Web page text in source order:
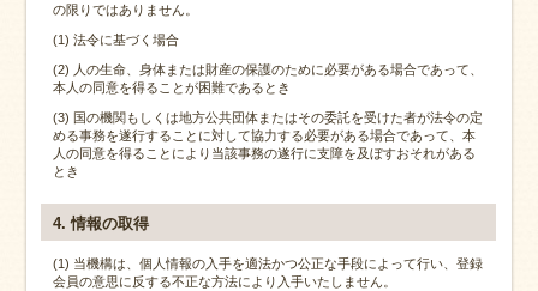
の限りではありません。
(1) 法令に基づく場合
(2) 人の生命、身体または財産の保護のために必要がある場合であって、
本人の同意を得ることが困難であるとき
(3) 国の機関もしくは地方公共団体またはその委託を受けた者が法令の定
める事務を遂行することに対して協力する必要がある場合であって、本
人の同意を得ることにより当該事務の遂行に支障を及ぼすおそれがある
とき
4. 情報の取得
(1) 当機構は、個人情報の入手を適法かつ公正な手段によって行い、登録
会員の意思に反する不正な方法により入手いたしません。